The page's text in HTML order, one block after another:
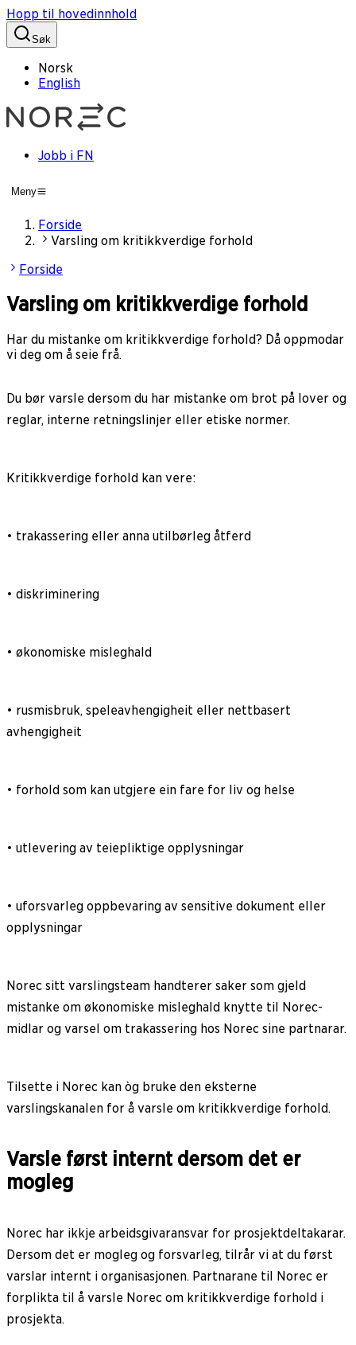
Hopp til hovedinnhold
Søk
Norsk
English
Jobb i FN
Meny
Forside
Varsling om kritikkverdige forhold
Forside
Varsling om kritikkverdige forhold
Har du mistanke om kritikkverdige forhold? Då oppmodar
vi deg om å seie frå.
Du bør varsle dersom du har mistanke om brot på lover og
reglar, interne retningslinjer eller etiske normer.
Kritikkverdige forhold kan vere:
• trakassering eller anna utilbørleg åtferd
• diskriminering
• økonomiske misleghald
• rusmisbruk, speleavhengigheit eller nettbasert
avhengigheit
• forhold som kan utgjere ein fare for liv og helse
• utlevering av teiepliktige opplysningar
• uforsvarleg oppbevaring av sensitive dokument eller
opplysningar
Norec sitt varslingsteam handterer saker som gjeld
mistanke om økonomiske misleghald knytte til Norec-
midlar og varsel om trakassering hos Norec sine partnarar.
Tilsette i Norec kan òg bruke den eksterne
varslingskanalen for å varsle om kritikkverdige forhold.
Varsle først internt dersom det er
mogleg
Norec har ikkje arbeidsgivaransvar for prosjektdeltakarar.
Dersom det er mogleg og forsvarleg, tilrår vi at du først
varslar internt i organisasjonen. Partnarane til Norec er
forplikta til å varsle Norec om kritikkverdige forhold i
prosjekta.